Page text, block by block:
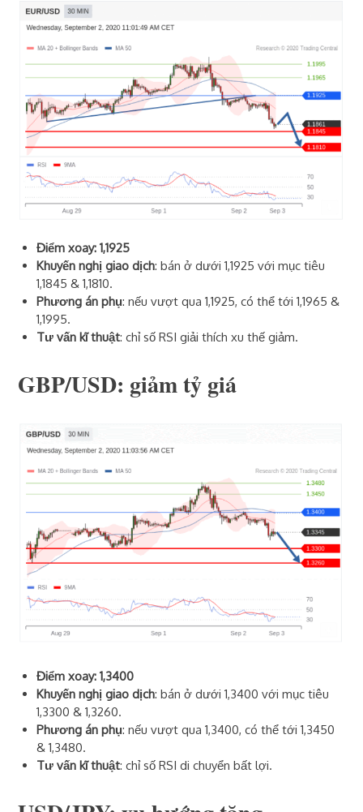
Điểm xoay: 1,1925
Khuyến nghị giao dịch: bán ở dưới 1,1925 với mục tiêu
1,1845 & 1,1810.
Phương án phụ: nếu vượt qua 1,1925, có thể tới 1,1965 &
1,1995.
Tư vấn kĩ thuật: chỉ số RSI giải thích xu thế giảm.
GBP/USD: giảm tỷ giá
Điểm xoay: 1,3400
Khuyến nghị giao dịch: bán ở dưới 1,3400 với mục tiêu
1,3300 & 1,3260.
Phương án phụ: nếu vượt qua 1,3400, có thể tới 1,3450
& 1,3480.
Tư vấn kĩ thuật: chỉ số RSI di chuyển bất lợi.